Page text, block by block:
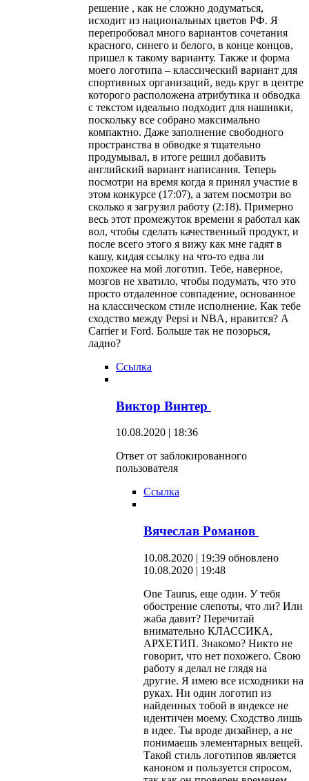
решение , как не сложно додуматься,
исходит из национальных цветов РФ. Я
перепробовал много вариантов сочетания
красного, синего и белого, в конце концов,
пришел к такому варианту. Также и форма
моего логотипа – классический вариант для
спортивных организаций, ведь круг в центре
которого расположена атрибутика и обводка
с текстом идеально подходит для нашивки,
поскольку все собрано максимально
компактно. Даже заполнение свободного
пространства в обводке я тщательно
продумывал, в итоге решил добавить
английский вариант написания. Теперь
посмотри на время когда я принял участие в
этом конкурсе (17:07), а затем посмотри во
сколько я загрузил работу (2:18). Примерно
весь этот промежуток времени я работал как
вол, чтобы сделать качественный продукт, и
после всего этого я вижу как мне гадят в
кашу, кидая ссылку на что-то едва ли
похожее на мой логотип. Тебе, наверное,
мозгов не хватило, чтобы подумать, что это
просто отдаленное совпадение, основанное
на классическом стиле исполнение. Как тебе
сходство между Pepsi и NBA, нравится? А
Carrier и Ford. Больше так не позорься,
ладно?
Ссылка
Виктор Винтер
10.08.2020 | 18:36
Ответ от заблокированного
пользователя
Ссылка
Вячеслав Романов
10.08.2020 | 19:39 обновлено
10.08.2020 | 19:48
One Taurus, еще один. У тебя
обострение слепоты, что ли? Или
жаба давит? Перечитай
внимательно КЛАССИКА,
АРХЕТИП. Знакомо? Никто не
говорит, что нет похожего. Свою
работу я делал не глядя на
другие. Я имею все исходники на
руках. Ни один логотип из
найденных тобой в яндексе не
идентичен моему. Сходство лишь
в идее. Ты вроде дизайнер, а не
понимаешь элементарных вещей.
Такой стиль логотипов является
каноном и пользуется спросом,